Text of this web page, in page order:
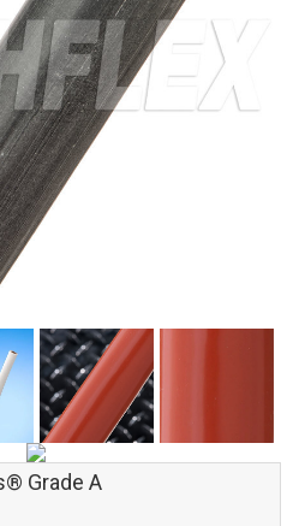
Grade A